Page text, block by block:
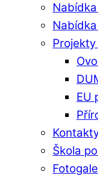
Projekty
EU
Škola